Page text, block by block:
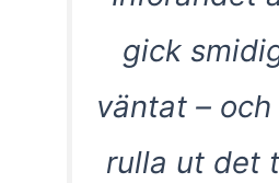
gick
väntat –
rulla ut det